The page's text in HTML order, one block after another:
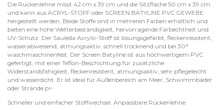
Die Rückenlehne misst 42 cm x 39 cm und die Sitzfläche 50 cm x 39 cm
und kann aus ACRYL-STOFF oder SCREEN BATYLINE PVC GEWEBE
hergestellt werden. Beide Stoffe sind in mehreren Farben erhältlich und
bieten eine hohe Wetterbeständigkeit, hervorragende Farbechtheit und
UV-Schutz. Der Sauleda Acrylic-Stoff ist lösungsgefärbt, fleckenresistent,
wasserabweisend, atmungsaktiv, schnell trocknend und bei 30°
waschmaschinenfest. Der Screen Batyline ist aus hochwertigem PVC
gefertigt, mit einer Teflon-Beschichtung für zusätzliche
Widerstandsfähigkeit, fleckenresistent, atmungsaktiv, sehr pflegeleicht
und wasserdicht. Er ist ideal für Außenbereich am Meer, Schwimmbäder
oder Strände.p>
Schneller und einfacher Stoffwechsel. Anpassbare Rückenlehne.